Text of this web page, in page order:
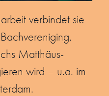
verbindet sie
Matthäus-
wird – u.a. im